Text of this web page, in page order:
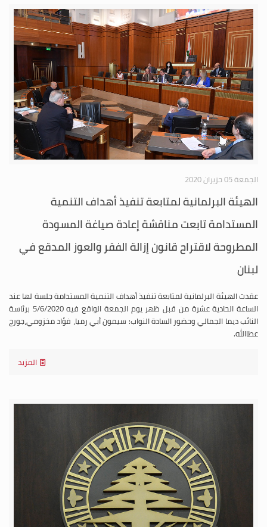
الجمعة 05 حزيران 2020
الهيئة البرلمانية لمتابعة تنفيذ أهداف التنمية
المستدامة تابعت مناقشة إعادة صياغة المسودة
المطروحة لاقتراح قانون إزالة الفقر والعوز المدقع في
لبنان
عقدت الهيئة البرلمانية لمتابعة تنفيذ أهداف التنمية المستدامة جلسة لها عند
الساعة الحادية عشرة من قبل ظهر يوم الجمعة الواقع فيه 5/6/2020 برئاسة
النائب ديما الجمالي وحضور السادة النواب: سيمون أبي رميا، فؤاد مخزومي،جورج
عطاالله.
المزيد